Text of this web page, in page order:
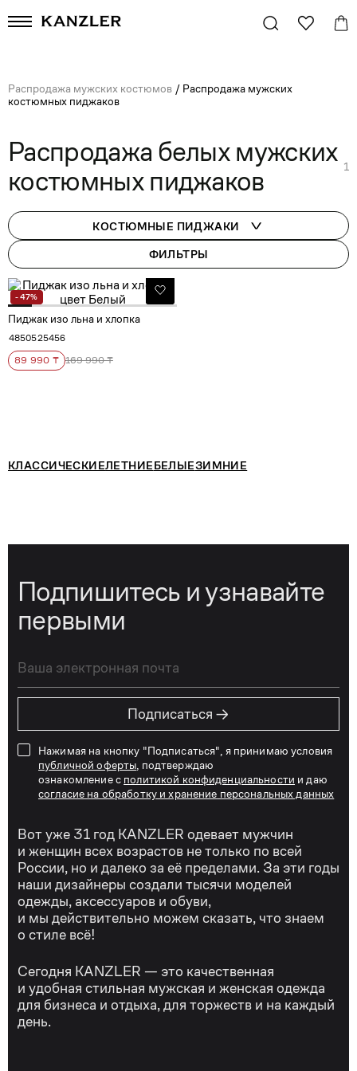
Распродажа мужских костюмов / Распродажа мужских
костюмных пиджаков
Распродажа белых мужских
костюмных пиджаков
1
КОСТЮМНЫЕ ПИДЖАКИ
ФИЛЬТРЫ
- 47%
Пиджак изо льна и хлопка
4850525456
89 990 ₸ 169 990 ₸
КЛАССИЧЕСКИЕЛЕТНИЕБЕЛЫЕЗИМНИЕ
Подпишитесь и узнавайте
первыми
Подписаться →
Нажимая на кнопку "Подписаться", я принимаю условия
публичной оферты , подтверждаю
ознакомление с политикой конфиденциальности и даю
согласие на обработку и хранение персональных данных
Вот уже 31 год KANZLER одевает мужчин
и женщин всех возрастов не только по всей
России, но и далеко за её пределами. За эти годы
наши дизайнеры создали тысячи моделей
одежды, аксессуаров и обуви,
и мы действительно можем сказать, что знаем
о стиле всё!
Сегодня KANZLER — это качественная
и удобная стильная мужская и женская одежда
для бизнеса и отдыха, для торжеств и на каждый
день.